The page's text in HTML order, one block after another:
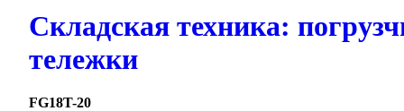
Складская техника:
тележки
FG18T-20